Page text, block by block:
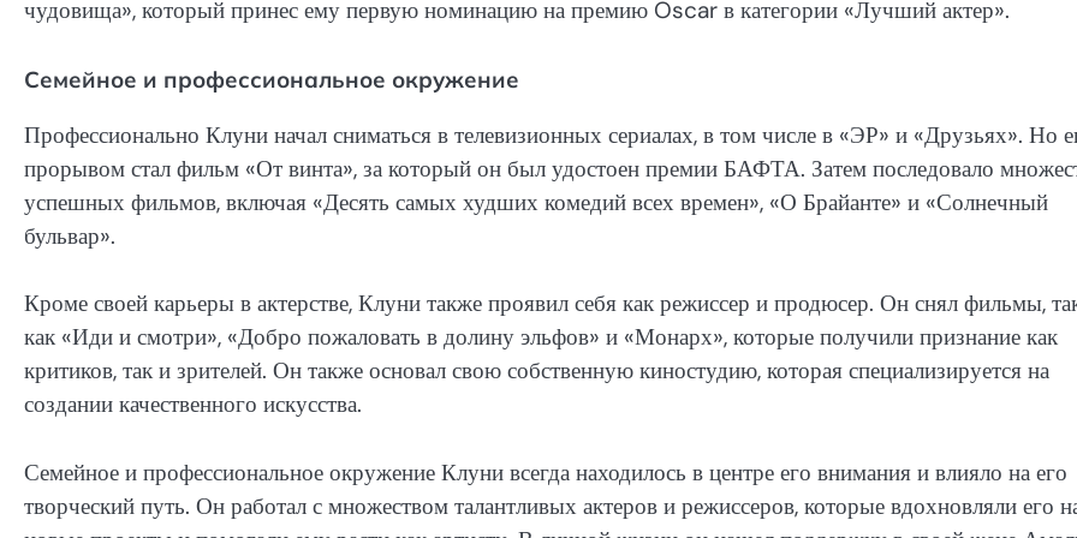
чудовища», который принес ему первую номинацию на премию Oscar в категории «Лучший актер».
Семейное и профессиональное окружение
Профессионально Клуни начал сниматься в телевизионных сериалах, в том числе в «ЭР» и «Друзьях». Но
прорывом стал фильм «От винта», за который он был удостоен премии БАФТА. Затем последовало
успешных фильмов, включая «Десять самых худших комедий всех времен», «О Брайанте» и «Солнечный
бульвар».
Кроме своей карьеры в актерстве, Клуни также проявил себя как режиссер и продюсер. Он снял фильмы,
как «Иди и смотри», «Добро пожаловать в долину эльфов» и «Монарх», которые получили признание как
критиков, так и зрителей. Он также основал свою собственную киностудию, которая специализируется на
создании качественного искусства.
Семейное и профессиональное окружение Клуни всегда находилось в центре его внимания и влияло на его
творческий путь. Он работал с множеством талантливых актеров и режиссеров, которые вдохновляли его